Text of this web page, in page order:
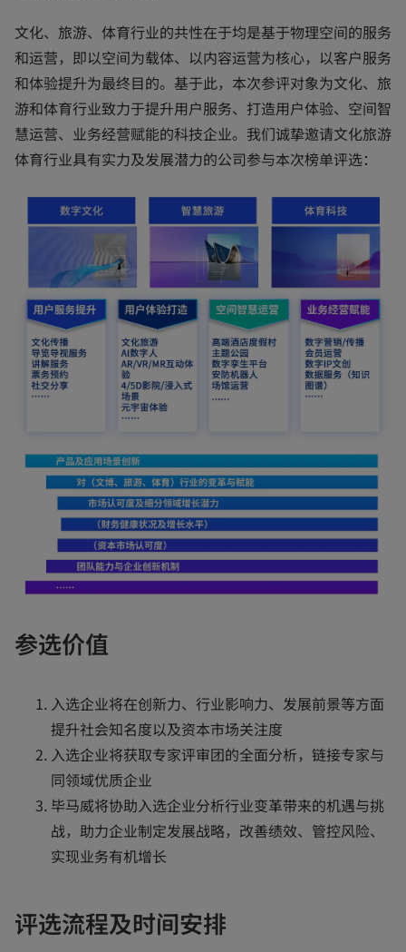
文化、旅游、体育行业的共性在于均是基于物理空间的服务
和运营，即以空间为载体、以内容运营为核心，以客户服务
和体验提升为最终目的。基于此，本次参评对象为文化、旅
游和体育行业致力于提升用户服务、打造用户体验、空间智
慧运营、业务经营赋能的科技企业。我们诚挚邀请文化旅游
体育行业具有实力及发展潜力的公司参与本次榜单评选：
参选价值
入选企业将在创新力、行业影响力、发展前景等方面
提升社会知名度以及资本市场关注度
入选企业将获取专家评审团的全面分析，链接专家与
同领域优质企业
毕马威将协助入选企业分析行业变革带来的机遇与挑
战，助力企业制定发展战略，改善绩效、管控风险、
实现业务有机增长
评选流程及时间安排